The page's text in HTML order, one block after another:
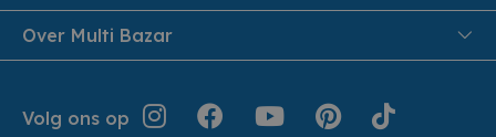
Leveren aan huis
Jouw bestelling
B2B
Pittem
Izegem
Over Multi Bazar
Over Multi Bazar
Inspiratie
Volg ons op